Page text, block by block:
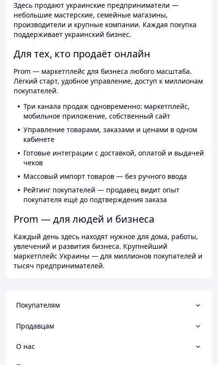
Здесь продают украинские предприниматели —
небольшие мастерские, семейные магазины,
производители и крупные компании. Каждая покупка
поддерживает украинский бизнес.
Для тех, кто продаёт онлайн
Prom — маркетплейс для бизнеса любого масштаба.
Лёгкий старт, удобное управление, доступ к миллионам
покупателей.
Три канала продаж одновременно: маркетплейс,
мобильное приложение, собственный сайт
Управление товарами, заказами и ценами в одном
кабинете
Готовые интеграции с доставкой, оплатой и выдачей
чеков
Массовый импорт товаров — без ручного ввода
Рейтинг покупателей — продавец видит опыт
покупателя ещё до подтверждения заказа
Prom — для людей и бизнеса
Каждый день здесь находят нужное для дома, работы,
увлечений и развития бизнеса. Крупнейший
маркетплейс Украины — для миллионов покупателей и
тысяч предпринимателей.
Покупателям
Продавцам
О нас